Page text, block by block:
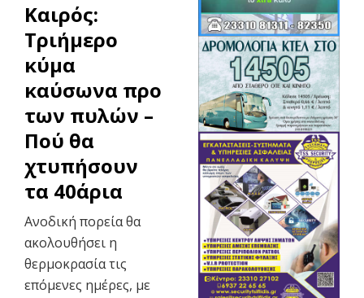
Καιρός:
Τριήμερο
κύμα
καύσωνα προ
των πυλών –
Πού θα
χτυπήσουν
τα 40άρια
Ανοδική πορεία θα
ακολουθήσει η
θερμοκρασία τις
επόμενες ημέρες, με